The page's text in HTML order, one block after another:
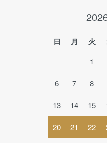
日 月 火
1
6 7 8
13 14 15
20 21 22